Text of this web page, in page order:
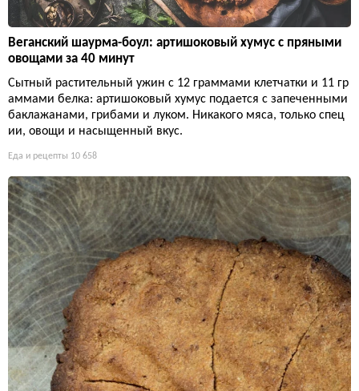
Веганский шаурма-боул: артишоковый хумус с пряными
овощами за 40 минут
Сытный растительный ужин с 12 граммами клетчатки и 11 гр
аммами белка: артишоковый хумус подается с запеченными
баклажанами, грибами и луком. Никакого мяса, только спец
ии, овощи и насыщенный вкус.
Еда и рецепты 10 658